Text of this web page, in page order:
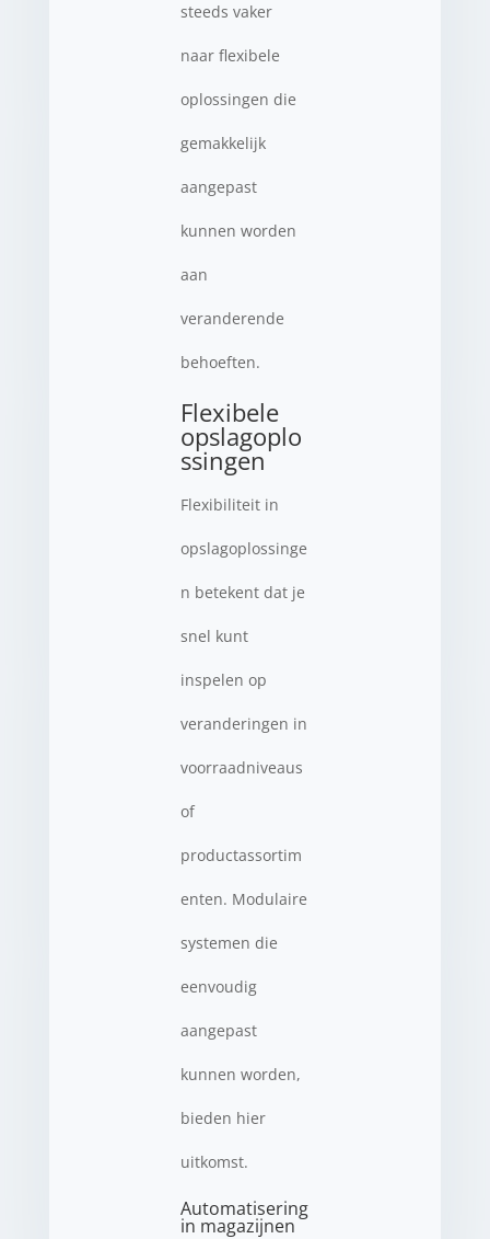
steeds vaker
naar flexibele
oplossingen die
gemakkelijk
aangepast
kunnen worden
aan
veranderende
behoeften.
Flexibele
opslagoplo
ssingen
Flexibiliteit in
opslagoplossinge
n betekent dat je
snel kunt
inspelen op
veranderingen in
voorraadniveaus
of
productassortim
enten. Modulaire
systemen die
eenvoudig
aangepast
kunnen worden,
bieden hier
uitkomst.
Automatisering
in magazijnen